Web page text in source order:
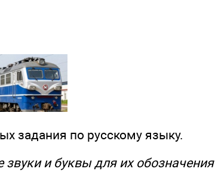
задания по русскому языку.
и буквы для их обозначения